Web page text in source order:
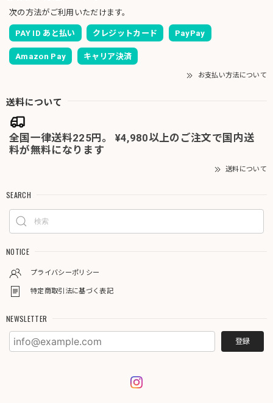
次の方法がご利用いただけます。
PAY ID あと払い クレジットカード PayPay
Amazon Pay キャリア決済
お支払い方法について
送料について
全国一律送料225円。 ¥4,980以上のご注文で国内送
料が無料になります
送料について
SEARCH
NOTICE
プライバシーポリシー
特定商取引法に基づく表記
NEWSLETTER
登録